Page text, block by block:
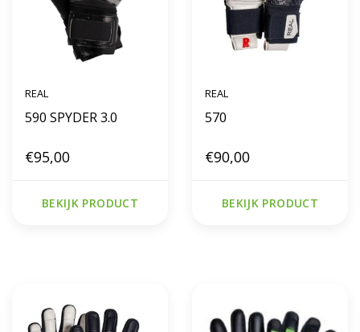
REAL
590 SPYDER 3.0
€95,00
BEKIJK PRODUCT
REAL
570
€90,00
BEKIJK PRODUCT